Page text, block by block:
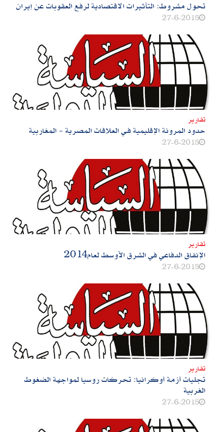
تحول مشروط‮:‬ التأثيرات الاقتصادية لرفع العقوبات عن إيران
27-6-2015
تقارير
حدود المرونة الإقليمية فـي‮ ‬العلاقات المصرية‮ - ‬المغاربية
27-6-2015
تقارير
الإنفاق الدفاعي في الشرق الأوسط لعام‮ ‬2014
27-6-2015
تقارير
تجليات أزمة أوكرانيا‮:‬ تحركات روسيا لمواجهة الضغوط
الغربية
27-6-2015